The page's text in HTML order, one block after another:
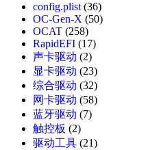
config.plist(36)
OC-Gen-X (50)
OCAT (258)
RapidEFI (17)
声卡驱动 (2)
显卡驱动 (23)
综合驱动 (32)
网卡驱动 (58)
蓝牙驱动 (7)
触控板 (2)
驱动工具 (21)